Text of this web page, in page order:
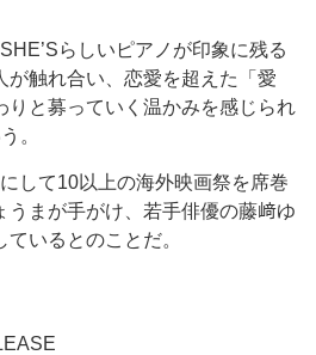
らしいピアノが印象に残る
が触れ合い、恋愛を超えた「愛
りと募っていく温かみを感じられ
。
して10以上の海外映画祭を席巻
うまが手がけ、若手俳優の藤﨑ゆ
いるとのことだ。